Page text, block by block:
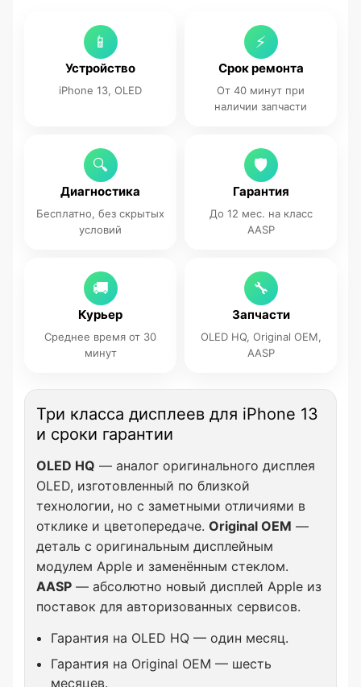
📱
Устройство
iPhone 13, OLED
⚡
Срок ремонта
От 40 минут при
наличии запчасти
🔍
Диагностика
Бесплатно, без скрытых
условий
🛡
Гарантия
До 12 мес. на класс
AASP
🚚
Курьер
Среднее время от 30
минут
🔧
Запчасти
OLED HQ, Original OEM,
AASP
Три класса дисплеев для iPhone 13
и сроки гарантии
OLED HQ — аналог оригинального дисплея
OLED, изготовленный по близкой
технологии, но с заметными отличиями в
отклике и цветопередаче. Original OEM —
деталь с оригинальным дисплейным
модулем Apple и заменённым стеклом.
AASP — абсолютно новый дисплей Apple из
поставок для авторизованных сервисов.
Гарантия на OLED HQ — один месяц.
Гарантия на Original OEM — шесть
месяцев.